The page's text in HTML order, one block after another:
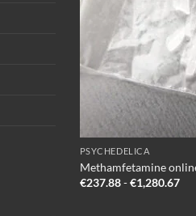
PSYCHEDELICA
Methamfetamine
€237.88-€1,280.67